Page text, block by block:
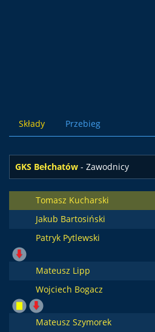
Składy Przebieg
GKS Bełchatów - Zawodnicy
Tomasz Kucharski
Jakub Bartosiński
Patryk Pytlewski
Mateusz Lipp
Wojciech Bogacz
Mateusz Szymorek